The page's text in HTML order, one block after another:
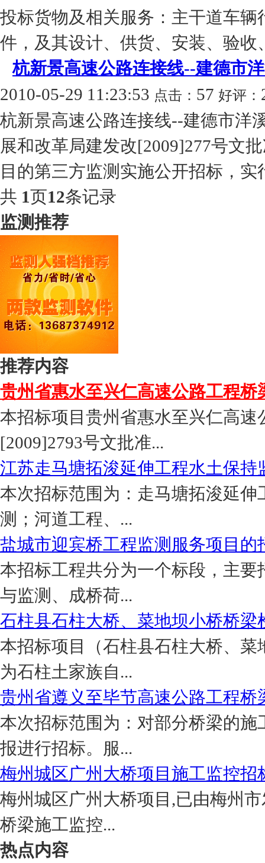
投标货物及相关服务：主干道车
件，及其设计、供货、安装、验
杭新景高速公路连接线--建德市
2010-05-29 11:23:53 点击： 57 好评：
杭新景高速公路连接线--建德市洋
展和改革局建发改[2009]277号文
目的第三方监测实施公开招标，实
共 1页12条记录
监测推荐
推荐内容
贵州省惠水至兴仁高速公路工程桥
本招标项目贵州省惠水至兴仁高
[2009]2793号文批准...
江苏走马塘拓浚延伸工程水土保持
本次招标范围为：走马塘拓浚延
测；河道工程、...
盐城市迎宾桥工程监测服务项目的
本招标工程共分为一个标段，主
与监测、成桥荷...
石柱县石柱大桥、菜地坝小桥桥梁
本招标项目（石柱县石柱大桥、
为石柱土家族自...
贵州省遵义至毕节高速公路工程桥
本次招标范围为：对部分桥梁的
报进行招标。服...
梅州城区广州大桥项目施工监控招
梅州城区广州大桥项目,已由梅州
桥梁施工监控...
热点内容